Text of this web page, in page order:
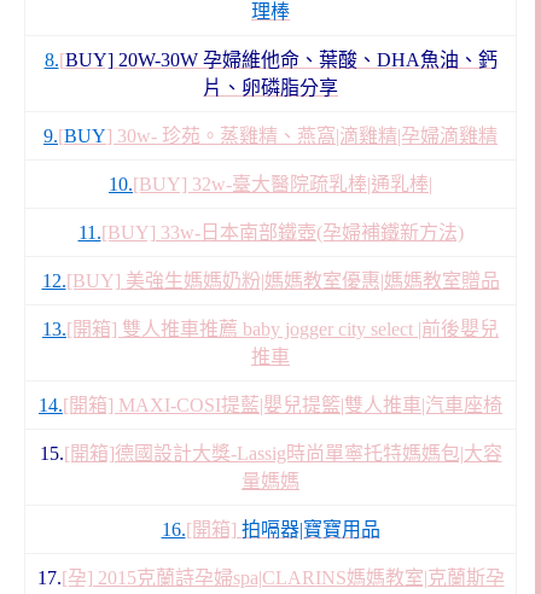
理棒
8.[BUY] 20W-30W 孕婦維他命、葉酸、DHA魚油、鈣
片、卵磷脂分享
9.[BUY] 30w- 珍苑。蒸雞精、燕窩|滴雞精|孕婦滴雞精
10.[BUY] 32w-臺大醫院疏乳棒|通乳棒|
11.[BUY] 33w-日本南部鐵壺(孕婦補鐵新方法)
12.[BUY] 美強生媽媽奶粉|媽媽教室優惠|媽媽教室贈品
13.[開箱] 雙人推車推薦 baby jogger city select |前後嬰兒
推車
14.[開箱] MAXI-COSI提藍|嬰兒提籃|雙人推車|汽車座椅
15.[開箱]德國設計大獎-Lassig時尚單寧托特媽媽包|大容
量媽媽
16.[開箱] 拍嗝器|寶寶用品
17.[孕] 2015克蘭詩孕婦spa|CLARINS媽媽教室|克蘭斯孕